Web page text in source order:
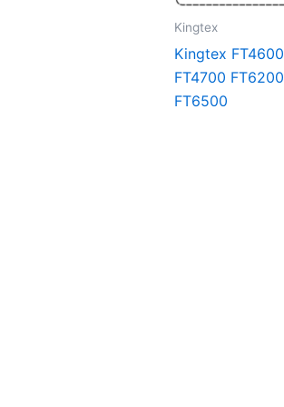
Kingtex
Kingtex FT4600
FT4700 FT6200
FT6500